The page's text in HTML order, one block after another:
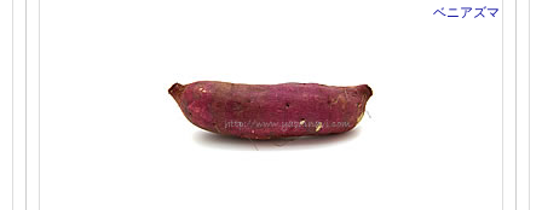
ベニアズマ